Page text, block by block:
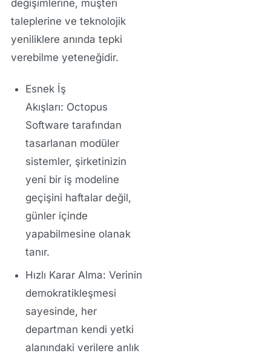
değişimlerine, müşteri
taleplerine ve teknolojik
yeniliklere anında tepki
verebilme yeteneğidir.
Esnek İş
Akışları: Octopus
Software tarafından
tasarlanan modüler
sistemler, şirketinizin
yeni bir iş modeline
geçişini haftalar değil,
günler içinde
yapabilmesine olanak
tanır.
Hızlı Karar Alma: Verinin
demokratikleşmesi
sayesinde, her
departman kendi yetki
alanındaki verilere anlık